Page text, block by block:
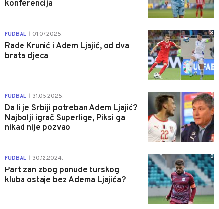
konferencija
FUDBAL 01.07.2025.
Rade Krunić i Adem Ljajić, od dva
brata djeca
3
FUDBAL 31.05.2025.
Da li je Srbiji potreban Adem Ljajić?
Najbolji igrač Superlige, Piksi ga
nikad nije pozvao
0
FUDBAL 30.12.2024.
Partizan zbog ponude turskog
kluba ostaje bez Adema Ljajića?
0